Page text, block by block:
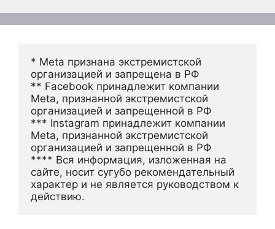
* Meta признана экстремистской
организацией и запрещена в РФ
** Facebook принадлежит компании
Meta, признанной экстремистской
организацией и запрещенной в РФ
*** Instagram принадлежит компании
Meta, признанной экстремистской
организацией и запрещенной в РФ
**** Вся информация, изложенная на
сайте, носит сугубо рекомендательный
характер и не является руководством к
действию.